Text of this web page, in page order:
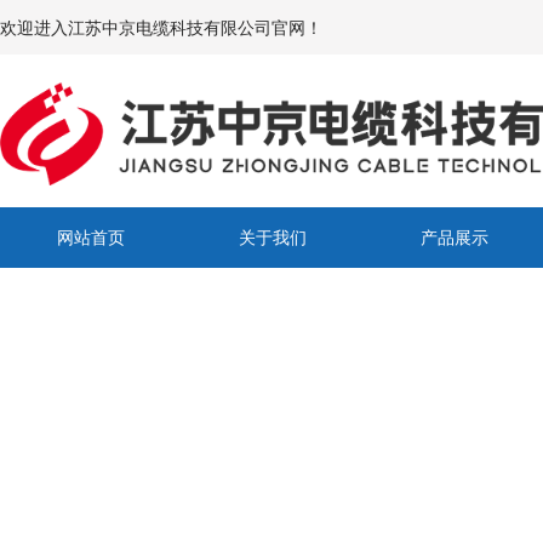
欢迎进入江苏中京电缆科技有限公司官网！
网站首页 关于我们 产品展示